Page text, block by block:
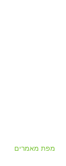
מפת מאמרים